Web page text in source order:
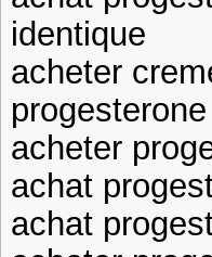
identique
acheter
acheter
achat
achat